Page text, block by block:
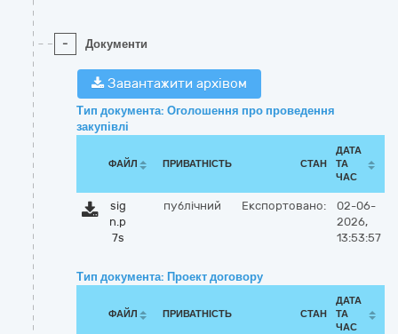
- Документи
Завантажити архівом
Тип документа: Оголошення про проведення
закупівлі
ФАЙЛ ПРИВАТНІСТЬ СТАН
ДАТА
ТА
ЧАС
sig
n.p
7s
публічний Експортовано:
02-06-
2026,
13:53:57
Тип документа: Проект договору
ФАЙЛ ПРИВАТНІСТЬ СТАН
ДАТА
ТА
ЧАС